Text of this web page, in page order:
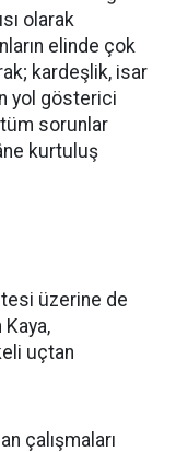
olarak
elinde çok
kardeşlik, isar
yol gösterici
tüm sorunlar
kurtuluş
üzerine de
uçtan
çalışmaları